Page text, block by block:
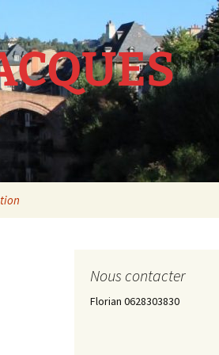
Nous contacter
Florian 0628303830